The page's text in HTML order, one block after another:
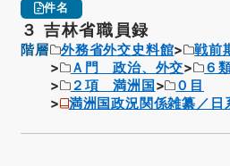
件名
３ 吉林省職員録
階層 外務省外交史料館
戦前
Ａ門 政治、外交
６
２項 満洲国
０目
満洲国政況関係雑纂／日